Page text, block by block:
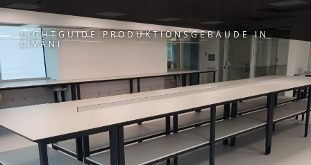
LIGHTGUIDE PRODUKTIONSGEBÄUDE IN
LĪVĀNI